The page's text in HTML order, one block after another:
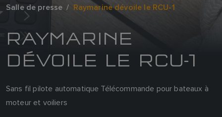
Salle de presse
Raymarine dévoile le RCU-1
RAYMARINE
DÉVOILE LE RCU-1
Sans fil pilote automatique Télécommande pour bateaux à
moteur et voiliers